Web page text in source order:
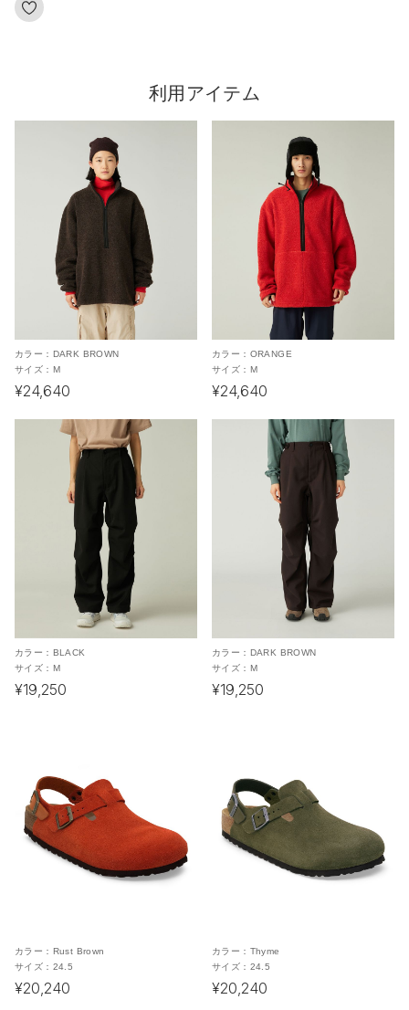
利用アイテム
カラー： DARK BROWN
サイズ： M
¥24,640
カラー： ORANGE
サイズ： M
¥24,640
カラー： BLACK
サイズ： M
¥19,250
カラー： DARK BROWN
サイズ： M
¥19,250
カラー： Rust Brown
サイズ： 24.5
¥20,240
カラー： Thyme
サイズ： 24.5
¥20,240